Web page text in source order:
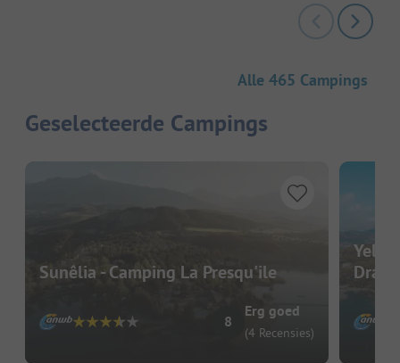
Alle 465 Campings
Geselecteerde Campings
Sunêlia - Camping La Presqu'ile
8
Erg goed
(4 Recensies)